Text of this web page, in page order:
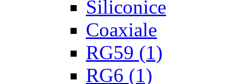
Siliconice
Coaxiale
RG59 (1)
RG6 (1)